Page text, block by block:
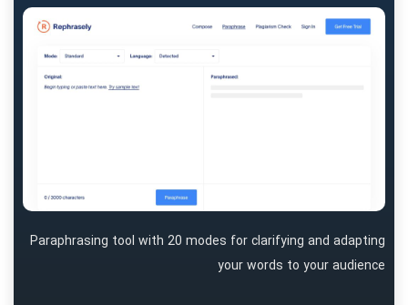
Paraphrasing tool with 20 modes for clarifying and adapting
your words to your audience